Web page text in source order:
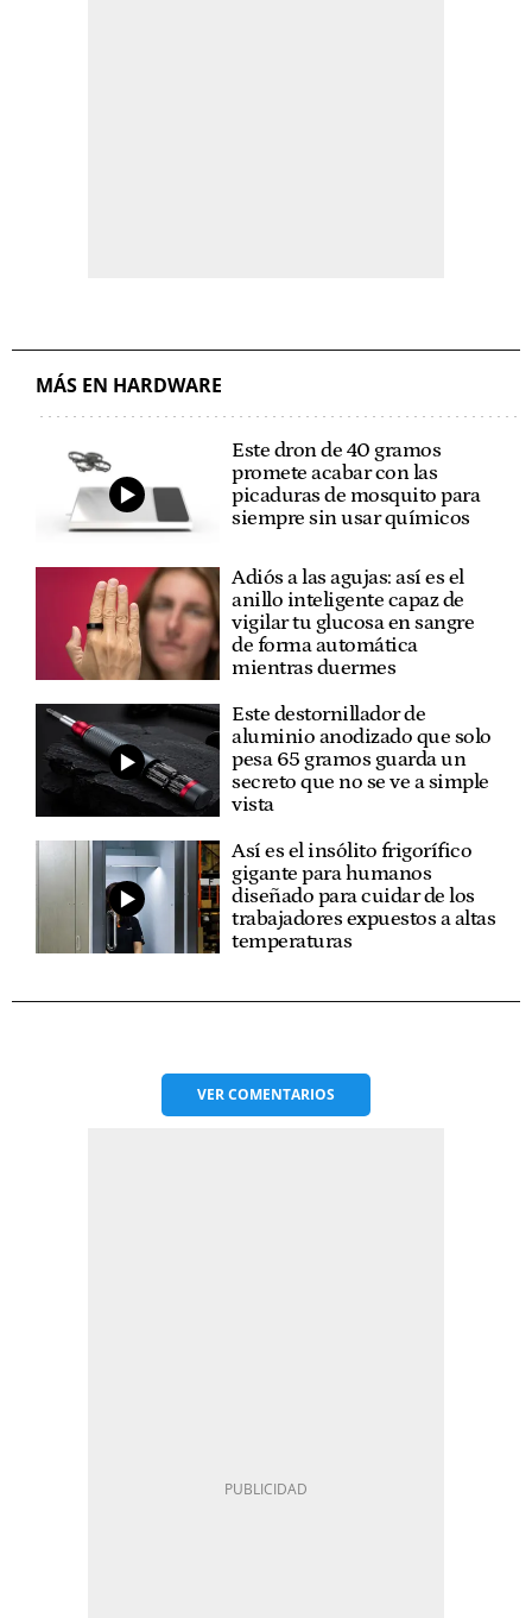
MÁS EN HARDWARE
Este dron de 40 gramos
promete acabar con las
picaduras de mosquito para
siempre sin usar químicos
Adiós a las agujas: así es el
anillo inteligente capaz de
vigilar tu glucosa en sangre
de forma automática
mientras duermes
Este destornillador de
aluminio anodizado que solo
pesa 65 gramos guarda un
secreto que no se ve a simple
vista
Así es el insólito frigorífico
gigante para humanos
diseñado para cuidar de los
trabajadores expuestos a altas
temperaturas
VERCOMENTARIOS